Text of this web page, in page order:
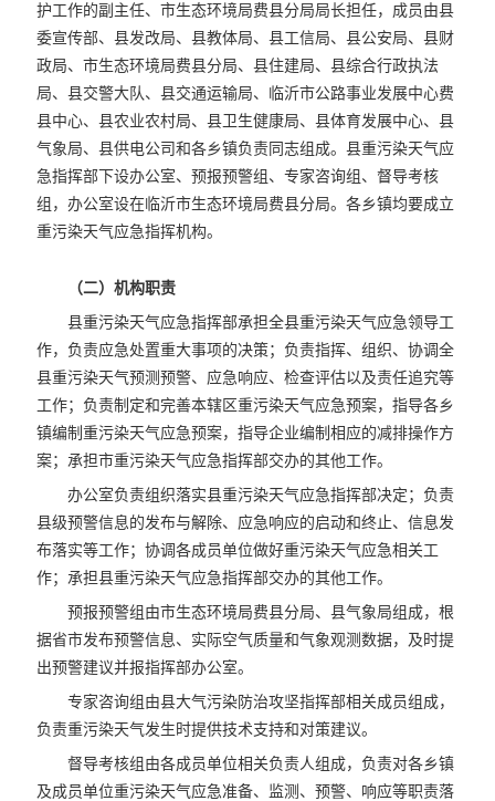
护工作的副主任、市生态环境局费县分局局长担任，成员由县
委宣传部、县发改局、县教体局、县工信局、县公安局、县财
政局、市生态环境局费县分局、县住建局、县综合行政执法
局、县交警大队、县交通运输局、临沂市公路事业发展中心费
县中心、县农业农村局、县卫生健康局、县体育发展中心、县
气象局、县供电公司和各乡镇负责同志组成。县重污染天气应
急指挥部下设办公室、预报预警组、专家咨询组、督导考核
组，办公室设在临沂市生态环境局费县分局。各乡镇均要成立
重污染天气应急指挥机构。
（二）机构职责
县重污染天气应急指挥部承担全县重污染天气应急领导工
作，负责应急处置重大事项的决策；负责指挥、组织、协调全
县重污染天气预测预警、应急响应、检查评估以及责任追究等
工作；负责制定和完善本辖区重污染天气应急预案，指导各乡
镇编制重污染天气应急预案，指导企业编制相应的减排操作方
案；承担市重污染天气应急指挥部交办的其他工作。
办公室负责组织落实县重污染天气应急指挥部决定；负责
县级预警信息的发布与解除、应急响应的启动和终止、信息发
布落实等工作；协调各成员单位做好重污染天气应急相关工
作；承担县重污染天气应急指挥部交办的其他工作。
预报预警组由市生态环境局费县分局、县气象局组成，根
据省市发布预警信息、实际空气质量和气象观测数据，及时提
出预警建议并报指挥部办公室。
专家咨询组由县大气污染防治攻坚指挥部相关成员组成，
负责重污染天气发生时提供技术支持和对策建议。
督导考核组由各成员单位相关负责人组成，负责对各乡镇
及成员单位重污染天气应急准备、监测、预警、响应等职责落